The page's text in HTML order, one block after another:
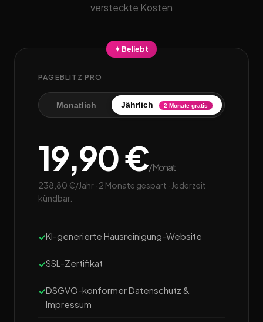
versteckte Kosten
✦ Beliebt
PAGEBLITZ PRO
Monatlich Jährlich 2 Monate gratis
19,90 €/Monat
238,80 €/Jahr · 2 Monate gespart · Jederzeit
kündbar.
KI-generierte Hausreinigung-Website
SSL-Zertifikat
DSGVO-konformer Datenschutz &
Impressum